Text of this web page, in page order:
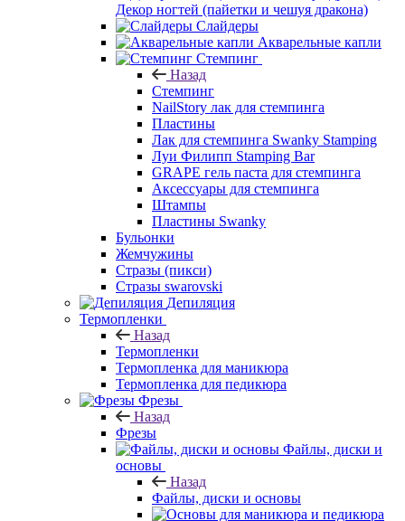
Декор ногтей (пайетки и чешуя дракона)
Слайдеры
Акварельные капли
Стемпинг
Назад
Стемпинг
NailStory лак для стемпинга
Пластины
Лак для стемпинга Swanky Stamping
Луи Филипп Stamping Bar
GRAPE гель паста для стемпинга
Аксессуары для стемпинга
Штампы
Пластины Swanky
Бульонки
Жемчужины
Стразы (пикси)
Cтразы swarovski
Депиляция
Термопленки
Назад
Термопленки
Термопленка для маникюра
Термопленка для педикюра
Фрезы
Назад
Фрезы
Файлы, диски и
основы
Назад
Файлы, диски и основы